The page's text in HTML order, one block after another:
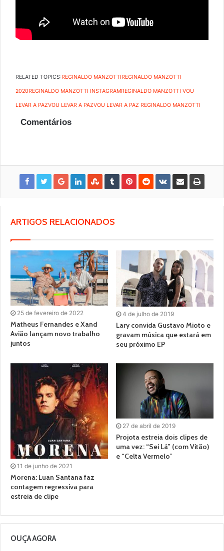
RELATED TOPICS:REGINALDO MANZOTTIREGINALDO MANZOTTI
2020REGINALDO MANZOTTI INSTAGRAMREGINALDO MANZOTTI VOU
LEVAR A PAZVOU LEVAR A PAZVOU LEVAR A PAZ REGINALDO MANZOTTI
Comentários
ARTIGOS RELACIONADOS
25 de fevereiro de 2022
Matheus Fernandes e Xand
Avião lançam novo trabalho
juntos
4 de julho de 2019
Lary convida Gustavo Mioto e
gravam música que estará em
seu próximo EP
11 de junho de 2021
Morena: Luan Santana faz
contagem regressiva para
estreia de clipe
27 de abril de 2019
Projota estreia dois clipes de
uma vez: “Sei Lá” (com Vitão)
e “Celta Vermelo”
OUÇA AGORA